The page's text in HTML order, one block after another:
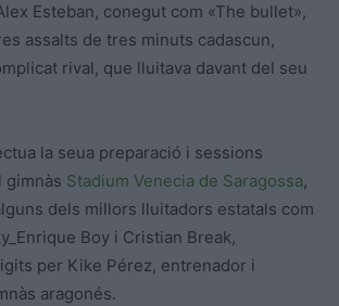
Esteban, conegut com «The bullet»,
assalts de tres minuts cadascun,
rival, que lluitava davant del seu
la seua preparació i sessions
gimnàs Stadium Venecia de Saragossa,
dels millors lluitadors estatals com
Boy i Cristian Break,
per Kike Pérez, entrenador i
aragonés.